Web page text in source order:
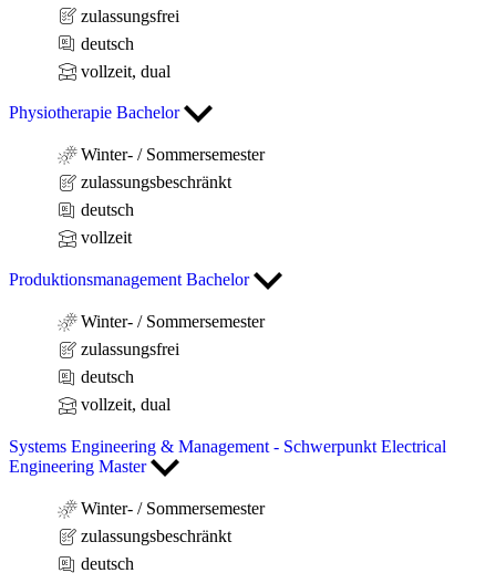
zulassungsfrei
deutsch
vollzeit, dual
Physiotherapie Bachelor
Winter- / Sommersemester
zulassungsbeschränkt
deutsch
vollzeit
Produktionsmanagement Bachelor
Winter- / Sommersemester
zulassungsfrei
deutsch
vollzeit, dual
Systems Engineering & Management - Schwerpunkt Electrical
Engineering Master
Winter- / Sommersemester
zulassungsbeschränkt
deutsch